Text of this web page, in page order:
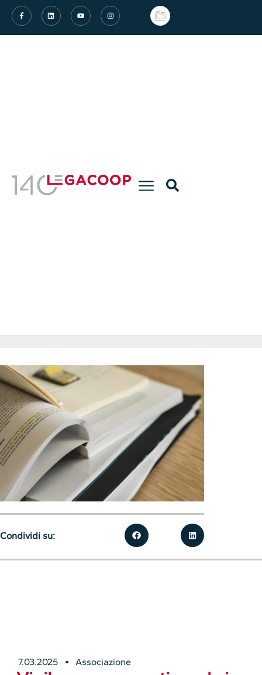
7.03.2025 Associazione
Condividi su: